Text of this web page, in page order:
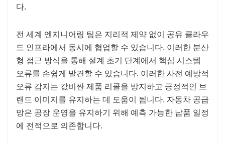
다.
전 세계 엔지니어링 팀은 지리적 제약 없이 공유 클라우
드 인프라에서 동시에 협업할 수 있습니다. 이러한 분산
형 접근 방식을 통해 설계 초기 단계에서 핵심 시스템
오류를 손쉽게 발견할 수 있습니다. 이러한 사전 예방적
오류 감지는 값비싼 제품 리콜을 방지하고 긍정적인 브
랜드 이미지를 유지하는 데 도움이 됩니다. 자동차 공급
망은 공장 운영을 유지하기 위해 예측 가능한 납품 일정
에 전적으로 의존합니다.